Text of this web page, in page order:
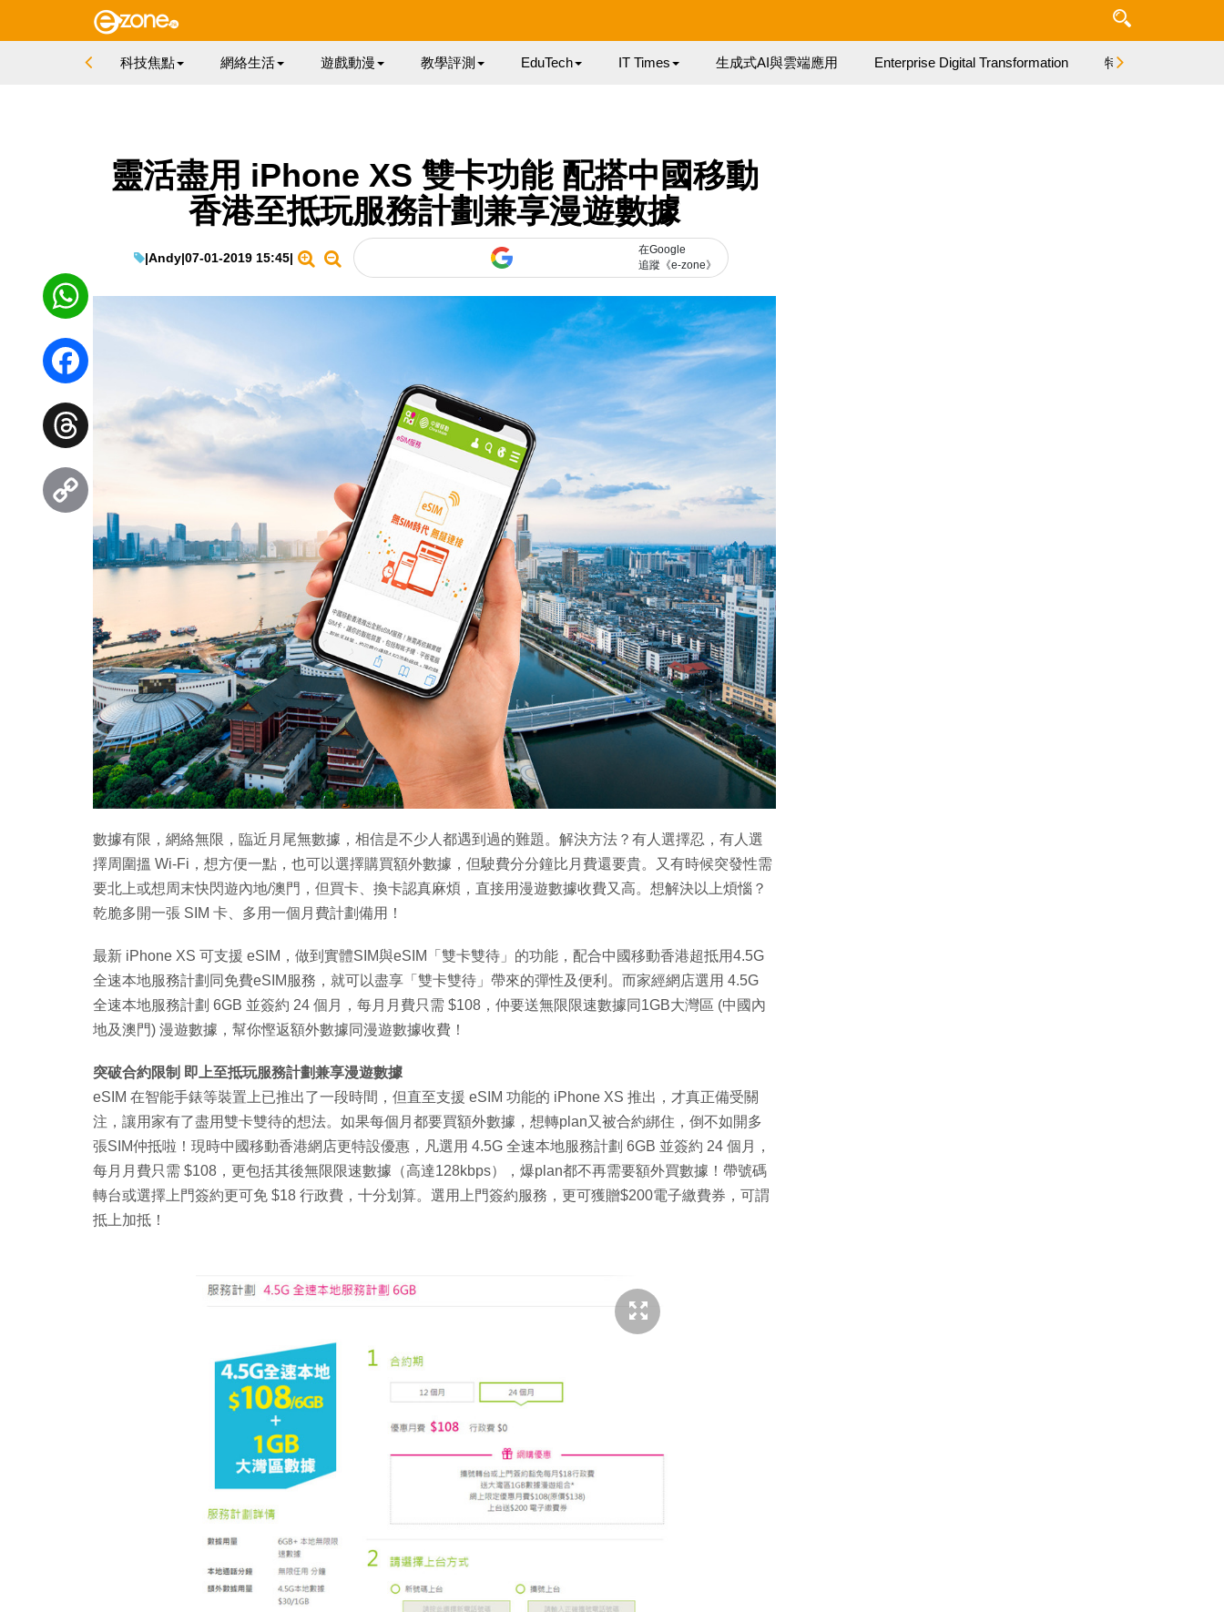
科技焦點 網絡生活 遊戲動漫 教學評測 EduTech IT Times 生成式AI與雲端應用 Enterprise Digital Transformation 特集
靈活盡用 iPhone XS 雙卡功能 配搭中國移動
香港至抵玩服務計劃兼享漫遊數據
|Andy|07-01-2019 15:45|
在Google
追蹤《e-zone》
數據有限，網絡無限，臨近月尾無數據，相信是不少人都遇到過的難題。解決方法？有人選擇忍，有人選
擇周圍搵 Wi-Fi，想方便一點，也可以選擇購買額外數據，但駛費分分鐘比月費還要貴。又有時候突發性需
要北上或想周末快閃遊內地/澳門，但買卡、換卡認真麻煩，直接用漫遊數據收費又高。想解決以上煩惱？
乾脆多開一張 SIM 卡、多用一個月費計劃備用！
最新 iPhone XS 可支援 eSIM，做到實體SIM與eSIM「雙卡雙待」的功能，配合中國移動香港超抵用4.5G
全速本地服務計劃同免費eSIM服務，就可以盡享「雙卡雙待」帶來的彈性及便利。而家經網店選用 4.5G
全速本地服務計劃 6GB 並簽約 24 個月，每月月費只需 $108，仲要送無限限速數據同1GB大灣區 (中國內
地及澳門) 漫遊數據，幫你慳返額外數據同漫遊數據收費！
突破合約限制 即上至抵玩服務計劃兼享漫遊數據
eSIM 在智能手錶等裝置上已推出了一段時間，但直至支援 eSIM 功能的 iPhone XS 推出，才真正備受關
注，讓用家有了盡用雙卡雙待的想法。如果每個月都要買額外數據，想轉plan又被合約綁住，倒不如開多
張SIM仲抵啦！現時中國移動香港網店更特設優惠，凡選用 4.5G 全速本地服務計劃 6GB 並簽約 24 個月，
每月月費只需 $108，更包括其後無限限速數據（高達128kbps），爆plan都不再需要額外買數據！帶號碼
轉台或選擇上門簽約更可免 $18 行政費，十分划算。選用上門簽約服務，更可獲贈$200電子繳費券，可謂
抵上加抵！
WhatsApp
Facebook
Threads
Copy
Link